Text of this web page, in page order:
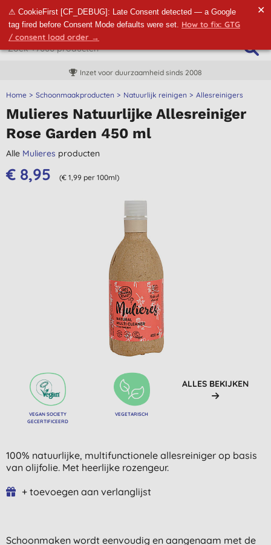
⚠ CookieFirst [CF_DEBUG]: Late Consent detected — a Google
tag fired before Consent Mode defaults were set. How to fix: GTG
/ consent load order →
✕
Inzet voor duurzaamheid sinds 2008
Home Schoonmaakproducten Natuurlijk reinigen Allesreinigers
Mulieres Natuurlijke Allesreiniger
Rose Garden 450 ml
Alle Mulieres producten
€ 8,95 (€ 1,99 per 100ml)
VEGAN SOCIETY
GECERTIFICEERD
VEGETARISCH
ALLES BEKIJKEN
100% natuurlijke, multifunctionele allesreiniger op basis
van olijfolie. Met heerlijke rozengeur.
+ toevoegen aan verlanglijst
Schoonmaken wordt eenvoudig en aangenaam met de